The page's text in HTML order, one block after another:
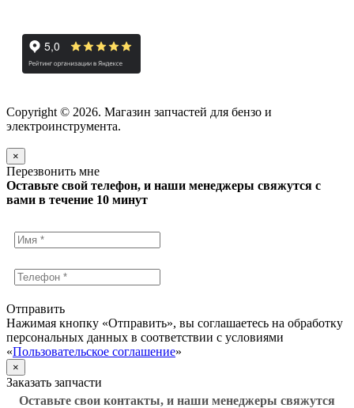
Copyright © 2026. Магазин запчастей для бензо и
электроинструмента.
×
Перезвонить мне
Оставьте свой телефон, и наши менеджеры свяжутся с
вами в течение 10 минут
Отправить
Нажимая кнопку «Отправить», вы соглашаетесь на обработку
персональных данных в соответствии с условиями
«Пользовательское соглашение»
×
Заказать запчасти
Оставьте свои контакты, и наши менеджеры свяжутся